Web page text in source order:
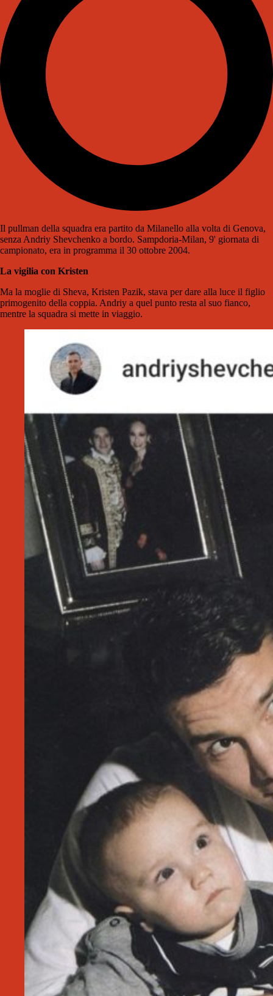
Il pullman della squadra era partito da Milanello alla volta di Genova,
senza Andriy Shevchenko a bordo. Sampdoria-Milan, 9' giornata di
campionato, era in programma il 30 ottobre 2004.
La vigilia con Kristen
Ma la moglie di Sheva, Kristen Pazik, stava per dare alla luce il figlio
primogenito della coppia. Andriy a quel punto resta al suo fianco,
mentre la squadra si mette in viaggio.